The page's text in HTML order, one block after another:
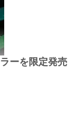
ーを限定発売